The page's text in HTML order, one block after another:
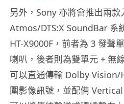
另外，Sony 亦將會推出兩
Atmos/DTS:X SoundBar 系
HT-X9000F，前者為 3 發聲
喇叭，後者則為雙單元 + 無
可以直通傳輸 Dolby Vision/
圍影像訊號，並配備